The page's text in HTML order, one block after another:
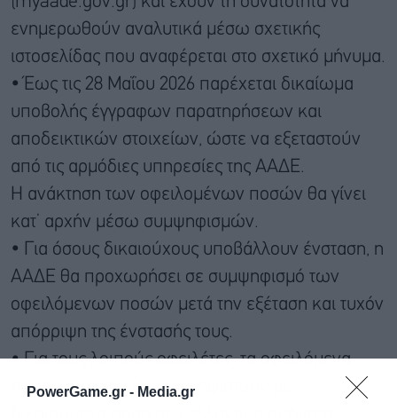
PowerGame.gr - Media.gr
ενημερωθούν αναλυτικά μέσω σχετικής
ιστοσελίδας που αναφέρεται στο σχετικό μήνυμα.
• Έως τις 28 Μαΐου 2026 παρέχεται δικαίωμα
υποβολής έγγραφων παρατηρήσεων και
αποδεικτικών στοιχείων, ώστε να εξεταστούν
από τις αρμόδιες υπηρεσίες της ΑΑΔΕ.
Η ανάκτηση των οφειλομένων ποσών θα γίνει
κατ’ αρχήν μέσω συμψηφισμών.
• Για όσους δικαιούχους υποβάλλουν ένσταση, η
ΑΑΔΕ θα προχωρήσει σε συμψηφισμό των
οφειλόμενων ποσών μετά την εξέταση και τυχόν
απόρριψη της ένστασής τους.
• Για τους λοιπούς οφειλέτες, τα οφειλόμενα
ποσά καταρχήν θα συμψηφιστούν με